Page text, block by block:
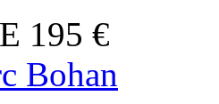
195 €
Bohan